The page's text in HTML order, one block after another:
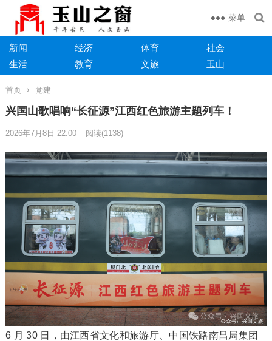
菜单
新闻 经济 体育
社会
生活
教育 文旅 玉山
首页 党建
兴国山歌唱响“长征源”江西红色旅游主题列车！
2026年7月8日 22:00 阅读(1138)
6 月 30 日，由江西省文化和旅游厅、中国铁路南昌局集团